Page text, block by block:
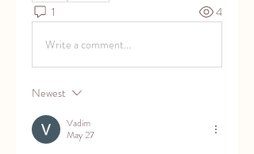
1 4
Write a comment...
Newest
Vadim
May 27